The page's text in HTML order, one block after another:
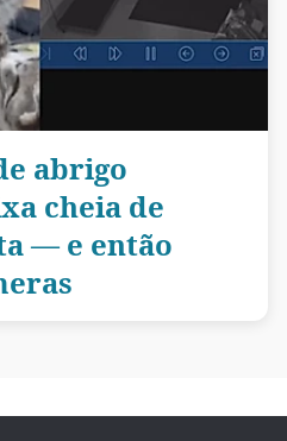
abrigo
cheia de
— e então